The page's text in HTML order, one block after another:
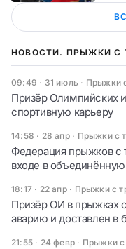
НОВОСТИ. ПРЫЖКИ С
09:49 · 31 июль · Прыжки
Призёр Олимпийских
спортивную карьеру
14:58 · 28 апр· Прыжки с
Федерация прыжков с
входе в
18:17 · 22 апр· Прыжки с
Призёр ОИ в прыжках
аварию и доставлен в
21:55 · 24 февр · Прыжки с